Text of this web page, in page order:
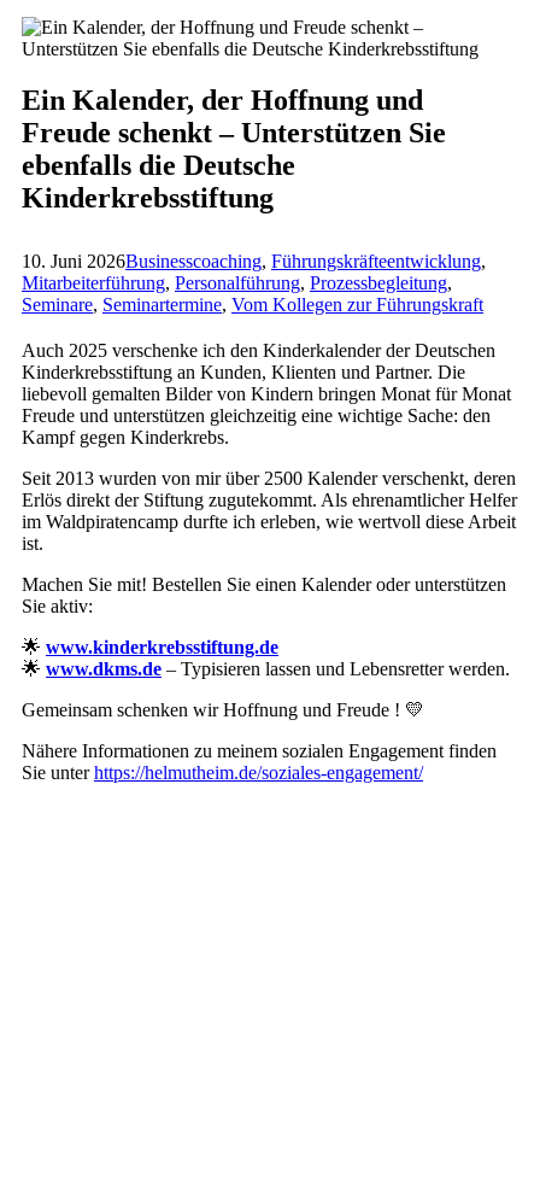
Ein Kalender, der Hoffnung und
Freude schenkt – Unterstützen Sie
ebenfalls die Deutsche
Kinderkrebsstiftung
10. Juni 2026Businesscoaching, Führungskräfteentwicklung,
Mitarbeiterführung, Personalführung, Prozessbegleitung,
Seminare, Seminartermine, Vom Kollegen zur Führungskraft
Auch 2025 verschenke ich den Kinderkalender der Deutschen
Kinderkrebsstiftung an Kunden, Klienten und Partner. Die
liebevoll gemalten Bilder von Kindern bringen Monat für Monat
Freude und unterstützen gleichzeitig eine wichtige Sache: den
Kampf gegen Kinderkrebs.
Seit 2013 wurden von mir über 2500 Kalender verschenkt, deren
Erlös direkt der Stiftung zugutekommt. Als ehrenamtlicher Helfer
im Waldpiratencamp durfte ich erleben, wie wertvoll diese Arbeit
ist.
Machen Sie mit! Bestellen Sie einen Kalender oder unterstützen
Sie aktiv:
🌟 www.kinderkrebsstiftung.de
🌟 www.dkms.de – Typisieren lassen und Lebensretter werden.
Gemeinsam schenken wir Hoffnung und Freude ! 💛
Nähere Informationen zu meinem sozialen Engagement finden
Sie unterhttps://helmutheim.de/soziales-engagement/